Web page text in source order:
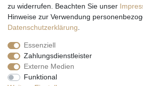
* Alle Preise inkl. gesetzl. Mehrwertsteuer zzgl.
Nachnahmegebühren, wenn nicht
zu widerrufen. Beachten Sie unser
Hinweise zur Verwendung
Daten­schutz­erklärung
Essenziell
Zahlungsdienstleister
Externe Medien
Funktional